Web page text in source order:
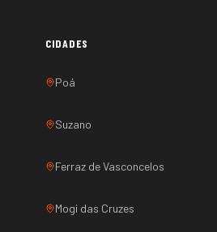
CIDADES
Poá
Suzano
Ferraz de Vasconcelos
Mogi das Cruzes